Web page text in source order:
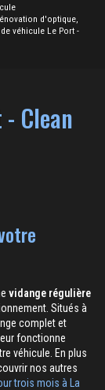
d'optique,
véhicule Le Port -
Clean
vidange régulière
Situés à
complet et
fonctionne
véhicule. En plus
nos autres
trois mois à La